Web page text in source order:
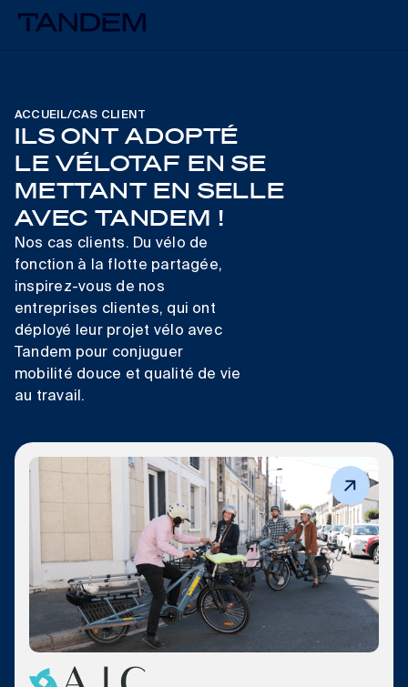
ACCUEIL/CAS CLIENT
ILS ONT ADOPTÉ
LE VÉLOTAF EN SE
METTANT EN SELLE
AVEC TANDEM !
Nos cas clients. Du vélo de
fonction à la flotte partagée,
inspirez-vous de nos
entreprises clientes, qui ont
déployé leur projet vélo avec
Tandem pour conjuguer
mobilité douce et qualité de vie
au travail.